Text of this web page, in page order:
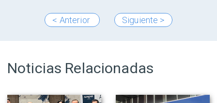
< Anterior Siguiente >
Noticias Relacionadas